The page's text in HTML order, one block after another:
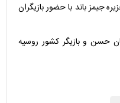
جیمز باند با حضور بازیگران
حسن و بازیگر کشور روسیه